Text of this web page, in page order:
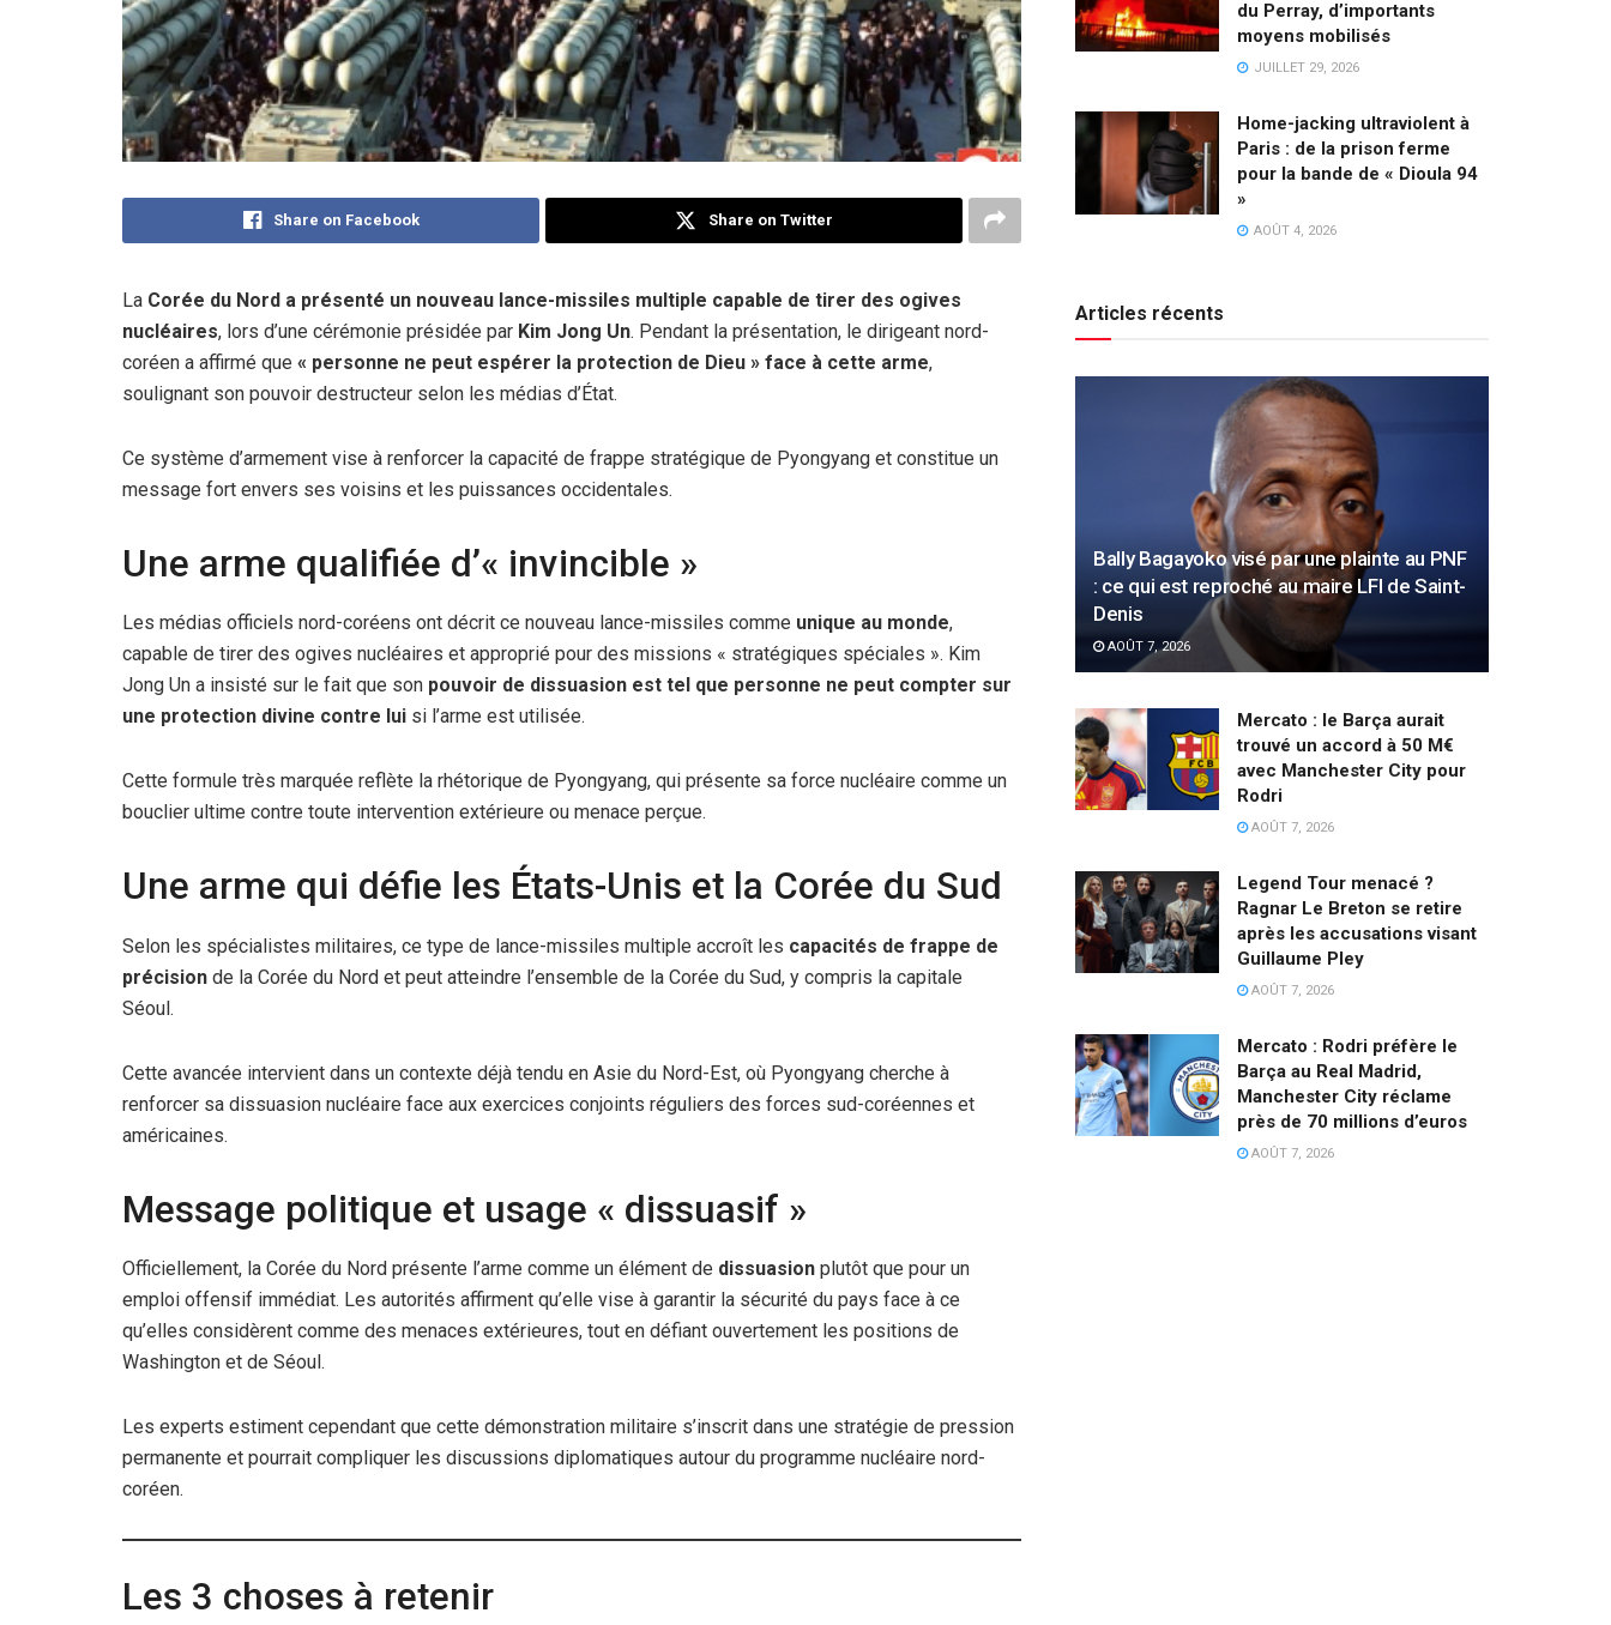
Share on Facebook Share on Twitter
La Corée du Nord a présenté un nouveau lance-missiles multiple capable de tirer des ogives
nucléaires, lors d’une cérémonie présidée par Kim Jong Un. Pendant la présentation, le dirigeant nord-
coréen a affirmé que « personne ne peut espérer la protection de Dieu » face à cette arme,
soulignant son pouvoir destructeur selon les médias d’État.
Ce système d’armement vise à renforcer la capacité de frappe stratégique de Pyongyang et constitue un
message fort envers ses voisins et les puissances occidentales.
Une arme qualifiée d’« invincible »
Les médias officiels nord-coréens ont décrit ce nouveau lance-missiles comme unique au monde,
capable de tirer des ogives nucléaires et approprié pour des missions « stratégiques spéciales ». Kim
Jong Un a insisté sur le fait que son pouvoir de dissuasion est tel que personne ne peut compter sur
une protection divine contre lui si l’arme est utilisée.
Cette formule très marquée reflète la rhétorique de Pyongyang, qui présente sa force nucléaire comme un
bouclier ultime contre toute intervention extérieure ou menace perçue.
Une arme qui défie les États-Unis et la Corée du Sud
Selon les spécialistes militaires, ce type de lance-missiles multiple accroît les capacités de frappe de
précision de la Corée du Nord et peut atteindre l’ensemble de la Corée du Sud, y compris la capitale
Séoul.
Cette avancée intervient dans un contexte déjà tendu en Asie du Nord-Est, où Pyongyang cherche à
renforcer sa dissuasion nucléaire face aux exercices conjoints réguliers des forces sud-coréennes et
américaines.
Message politique et usage « dissuasif »
Officiellement, la Corée du Nord présente l’arme comme un élément de dissuasion plutôt que pour un
emploi offensif immédiat. Les autorités affirment qu’elle vise à garantir la sécurité du pays face à ce
qu’elles considèrent comme des menaces extérieures, tout en défiant ouvertement les positions de
Washington et de Séoul.
Les experts estiment cependant que cette démonstration militaire s’inscrit dans une stratégie de pression
permanente et pourrait compliquer les discussions diplomatiques autour du programme nucléaire nord-
coréen.
Les 3 choses à retenir
du Perray, d’importants
moyens mobilisés
JUILLET 29, 2026
Home-jacking ultraviolent à
Paris : de la prison ferme
pour la bande de « Dioula 94
»
AOÛT 4, 2026
Articles récents
Bally Bagayoko visé par une plainte au PNF
: ce qui est reproché au maire LFI de Saint-
Denis
AOÛT 7, 2026
Mercato : le Barça aurait
trouvé un accord à 50 M€
avec Manchester City pour
Rodri
AOÛT 7, 2026
Legend Tour menacé ?
Ragnar Le Breton se retire
après les accusations visant
Guillaume Pley
AOÛT 7, 2026
Mercato : Rodri préfère le
Barça au Real Madrid,
Manchester City réclame
près de 70 millions d’euros
AOÛT 7, 2026